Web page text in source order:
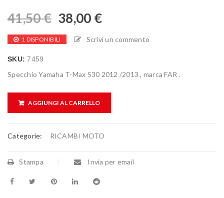
41,50€ 38,00 €
1 DISPONIBILI Scrivi un commento
SKU:7459
Specchio Yamaha T-Max 530 2012 /2013 , marca FAR .
AGGIUNGI AL CARRELLO
Categorie: RICAMBI MOTO
Stampa Invia per email